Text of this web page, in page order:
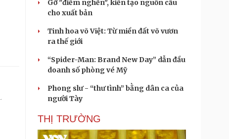
Gỡ "điểm nghẽn", kiến tạo nguồn cầu
cho xuất bản
Tinh hoa võ Việt: Từ miền đất võ vươn
ra thế giới
“Spider-Man: Brand New Day” dẫn đầu
doanh số phòng vé Mỹ
Phong slư - “thư tình” bằng dân ca của
người Tày
THỊ TRƯỜNG